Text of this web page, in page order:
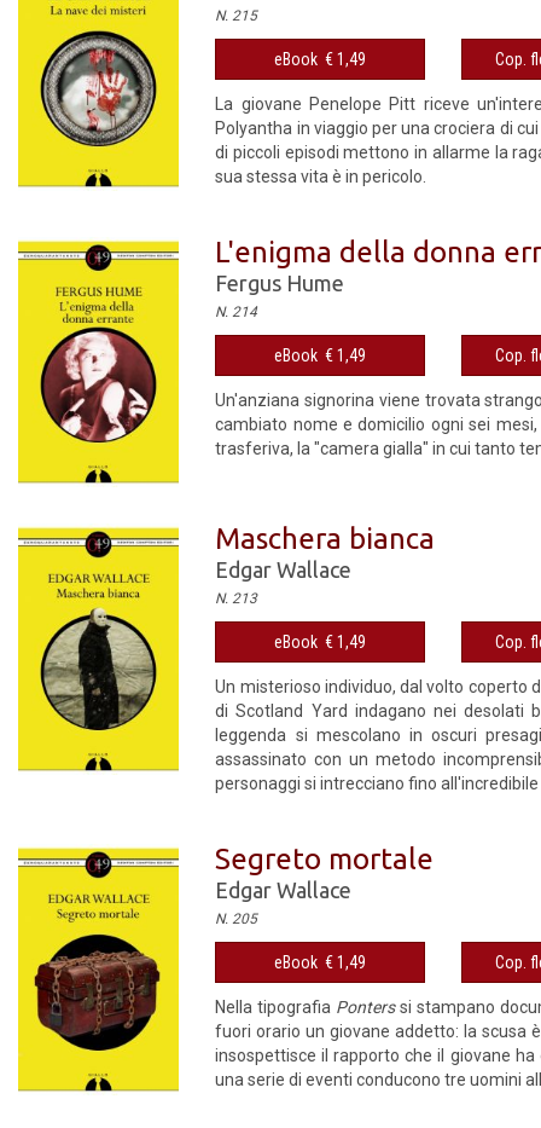
N. 215
eBook € 1,49 Cop.
La giovane Penelope Pitt riceve
Polyantha in viaggio per una crociera di
di piccoli episodi mettono in allarme la
sua stessa vita è in pericolo.
L'enigma della donna
Fergus Hume
N. 214
eBook € 1,49 Cop.
Un'anziana signorina viene trovata
cambiato nome e domicilio ogni sei
trasferiva, la "camera gialla" in cui tanto
Maschera bianca
Edgar Wallace
N. 213
eBook € 1,49 Cop.
Un misterioso individuo, dal volto coperto
di Scotland Yard indagano nei
leggenda si mescolano in oscuri
assassinato con un metodo
personaggi si intrecciano fino
Segreto mortale
Edgar Wallace
N. 205
eBook € 1,49 Cop.
Nella tipografia Ponterssi stampano
fuori orario un giovane addetto: la scusa
insospettisce il rapporto che il giovane
una serie di eventi conducono tre uomini